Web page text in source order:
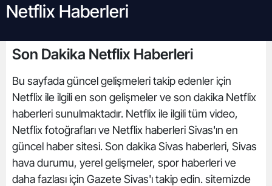
Netflix Haberleri
Son Dakika Netflix Haberleri
Bu sayfada güncel gelişmeleri takip edenler için
Netflix ile ilgili en son gelişmeler ve son dakika Netflix
haberleri sunulmaktadır. Netflix ile ilgili tüm video,
Netflix fotoğrafları ve Netflix haberleri Sivas'ın en
güncel haber sitesi. Son dakika Sivas haberleri, Sivas
hava durumu, yerel gelişmeler, spor haberleri ve
daha fazlası için Gazete Sivas'ı takip edin. sitemizde